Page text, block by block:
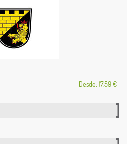
Desde: 17,59 €